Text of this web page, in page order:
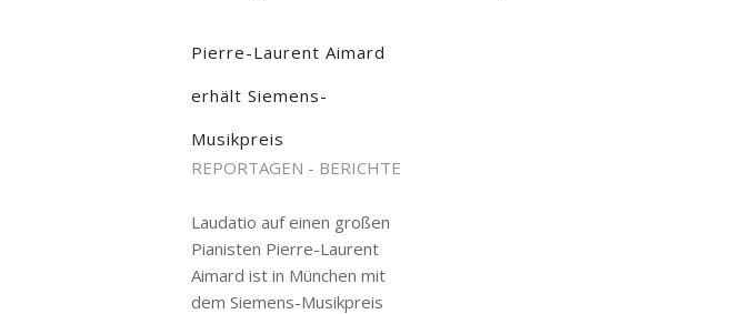
Pierre-Laurent Aimard
erhält Siemens-
Musikpreis
REPORTAGEN - BERICHTE
Laudatio auf einen großen
Pianisten Pierre-Laurent
Aimard ist in München mit
dem Siemens-Musikpreis